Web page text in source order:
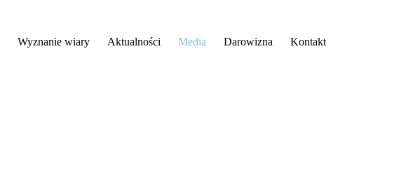
Wyznanie wiary Aktualności Media Darowizna Kontakt